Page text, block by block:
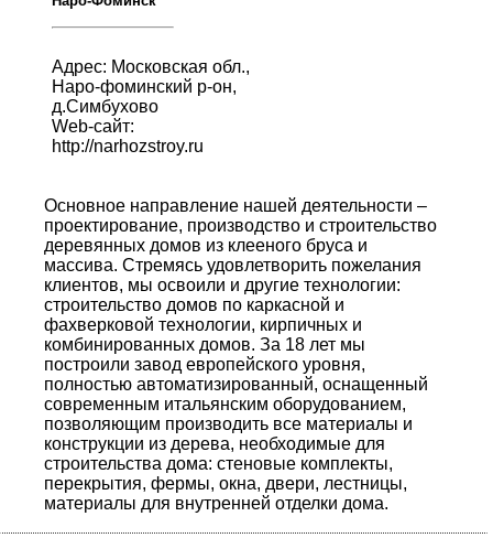
Адрес: Московская обл.,
Наро-фоминский р-он,
д.Симбухово
Web-сайт:
http://narhozstroy.ru
Основное направление нашей деятельности –
проектирование, производство и строительство
деревянных домов из клееного бруса и
массива. Стремясь удовлетворить пожелания
клиентов, мы освоили и другие технологии:
строительство домов по каркасной и
фахверковой технологии, кирпичных и
комбинированных домов. За 18 лет мы
построили завод европейского уровня,
полностью автоматизированный, оснащенный
современным итальянским оборудованием,
позволяющим производить все материалы и
конструкции из дерева, необходимые для
строительства дома: стеновые комплекты,
перекрытия, фермы, окна, двери, лестницы,
материалы для внутренней отделки дома.